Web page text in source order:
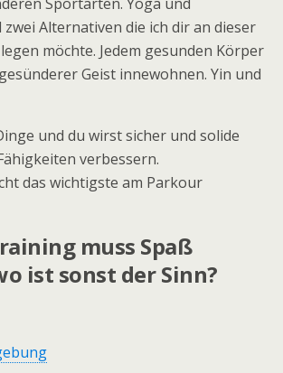
Alternativen die ich dir an dieser
möchte. Jedem gesunden Körper
Geist innewohnen. Yin und
und du wirst sicher und solide
verbessern.
das wichtigste am Parkour
muss Spaß
ist sonst der Sinn?